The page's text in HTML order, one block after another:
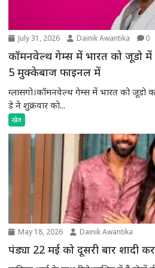
July 31, 2026 Dainik Awantika 0
कॉमनवेल्थ गेम्स में भारत को जूडो में
5 मुक्केबाज फाइनल में
ग्लासगो।कॉमनवेल्थ गेम्स में भारत को जूडो
डे ने शुक्रवार को...
खेल
May 18, 2026 Dainik Awantika
पंड्या 22 मई को दूसरी बार शादी